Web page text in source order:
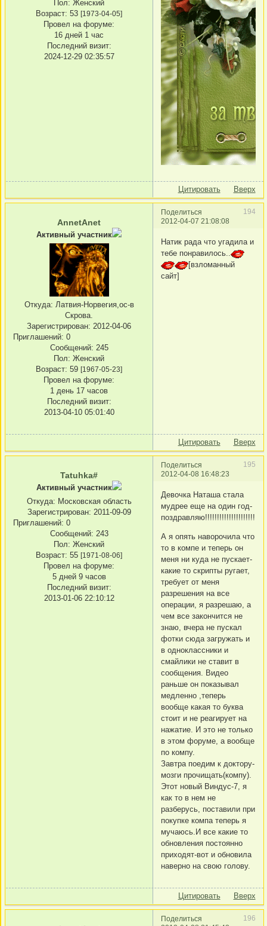
Пол: Женский
Возраст: 53 [1973-04-05]
Провел на форуме:
16 дней 1 час
Последний визит:
2024-12-29 02:35:57
Цитировать Вверх
Поделиться
194
2012-04-07 21:08:08
AnnetAnet
Активный участник
Откуда: Латвия-Норвегия,ос-в
Скрова.
Зарегистрирован: 2012-04-06
Приглашений: 0
Сообщений: 245
Пол: Женский
Возраст: 59 [1967-05-23]
Провел на форуме:
1 день 17 часов
Последний визит:
2013-04-10 05:01:40
Натик рада что угадила и
тебе понравилось..
[взломанный
сайт]
Цитировать Вверх
Поделиться
195
2012-04-08 16:48:23
Tatuhka#
Активный участник
Откуда: Московская область
Зарегистрирован: 2011-09-09
Приглашений: 0
Сообщений: 243
Пол: Женский
Возраст: 55 [1971-08-06]
Провел на форуме:
5 дней 9 часов
Последний визит:
2013-01-06 22:10:12
Девочка Наташа стала
мудрее еще на один год-
А я опять наворочила что
то в компе и теперь он
меня ни куда не пускает-
какие то скрипты ругает,
требует от меня
разрешения на все
операции, я разрешаю, а
чем все закончится не
знаю, вчера не пускал
фотки сюда загружать и
в одноклассники и
смайлики не ставит в
сообщения. Видео
раньше он показывал
медленно ,теперь
вообще какая то буква
стоит и не реагирует на
нажатие. И это не только
в этом форуме, а вообще
по компу.
Завтра поедим к доктору-
мозги прочищать(компу).
Этот новый Виндус-7, я
как то в нем не
разберусь, поставили при
покупке компа теперь я
мучаюсь.И все какие то
обновления постоянно
приходят-вот и обновила
наверно на свою голову.
Цитировать Вверх
Поделиться
196